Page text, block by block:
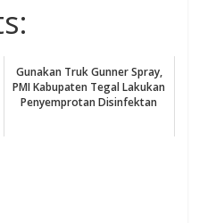
Gunakan Truk Gunner Spray,
PMI Kabupaten Tegal Lakukan
Penyemprotan Disinfektan